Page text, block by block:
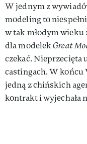
W jednym z
modeling to
w tak młodym wieku
dla modelekGreat
czekać. Nieprzecięta
castingach. W końcu
jedną z chińskich
kontrakt i wyjechała